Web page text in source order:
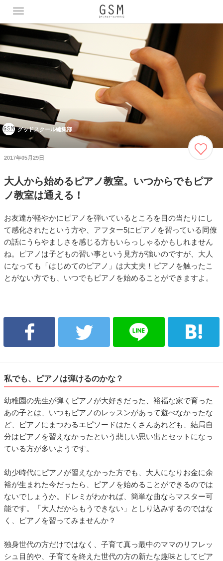
T
o
l
a
a
t
n
グッドスクール編集部
2017年05月29日
大人から始めるピアノ教室。いつからでもピア
ノ教室は通える！
お友達が軽やかにピアノを弾いているところを目の当たりにし
て感化されたという方や、アフター5にピアノを習っている同僚
の話にうらやましさを感じる方もいらっしゃるかもしれません
ね。ピアノは子どもの習い事という見方が強いのですが、大人
になっても「はじめてのピアノ」は大丈夫！ピアノを触ったこ
とがない方でも、いつでもピアノを始めることができますよ。
私でも、ピアノは弾けるのかな？
幼稚園の先生が弾くピアノが大好きだった、裕福な家で育った
あの子とは、いつもピアノのレッスンがあって遊べなかったな
ど、ピアノにまつわるエピソードはたくさんあれども、結局自
分はピアノを習えなかったという悲しい思い出とセットになっ
ている方が多いようです。
幼少時代にピアノが習えなかった方でも、大人になりお金に余
裕が生まれた今だったら、ピアノを始めることができるのでは
ないでしょうか。ドレミがわかれば、簡単な曲ならマスター可
能です。「大人だからもうできない」としり込みするのではな
く、ピアノを習ってみませんか？
独身世代の方だけではなく、子育て真っ最中のママのリフレッ
シュ目的や、子育てを終えた世代の方の新たな趣味としてピア